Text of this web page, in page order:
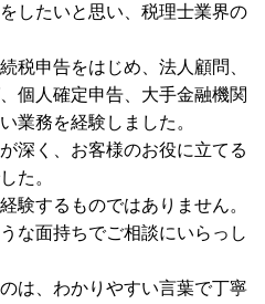
したいと思い、税理士業界の
税申告をはじめ、法人顧問、
個人確定申告、大手金融機関
業務を経験しました。
深く、お客様のお役に立てる
た。
験するものではありません。
な面持ちでご相談にいらっし
は、わかりやすい言葉で丁寧